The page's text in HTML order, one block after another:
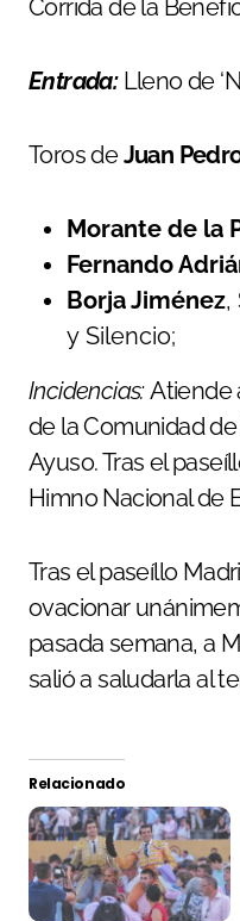
Corrida de la
Entrada: Lleno de
Toros deJuan
Morante de la
Fernando
Borja Jiménez,
y Silencio;
Incidencias:Atiende
de la Comunidad
Ayuso. Tras el
Himno Nacional de
Tras el paseíllo
ovacionar
pasada semana, a
salió a saludarla al
Relacionado